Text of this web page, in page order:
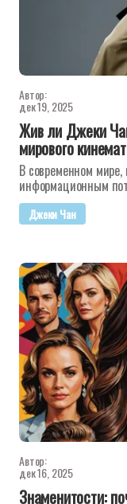
Автор:
дек 19, 2025
Жив ли Джеки
мирового
В современном
информационным
Джеки Чан
Автор:
дек 16, 2025
Знаменитости: